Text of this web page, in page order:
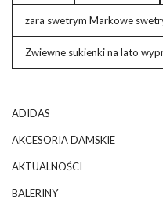
zara swetrym Markowe
Zwiewne sukienki na lato
ADIDAS
AKCESORIA DAMSKIE
AKTUALNOŚCI
BALERINY